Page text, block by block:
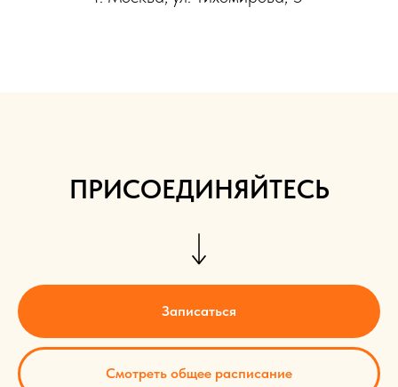
ПРИСОЕДИНЯЙТЕСЬ
Записаться
Смотреть общее расписание